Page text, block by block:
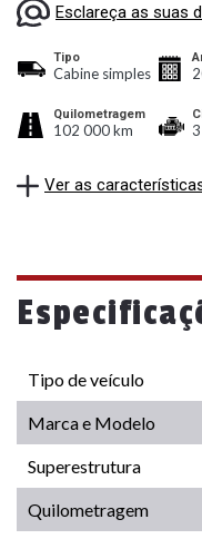
Esclareça as suas
Tipo
Cabine simples
Quilometragem
102 000 km
Ver as
Tipo de veículo
Marca e Modelo
Superestrutura
Quilometragem